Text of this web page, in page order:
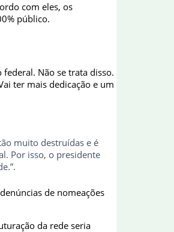
com eles, os
público.
Não se trata disso.
ter mais dedicação e um
muito destruídas e é
Por isso, o presidente
de nomeações
da rede seria